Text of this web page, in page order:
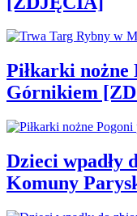
Piłkarki nożne
Górnikiem
Dzieci wpadły
Komuny